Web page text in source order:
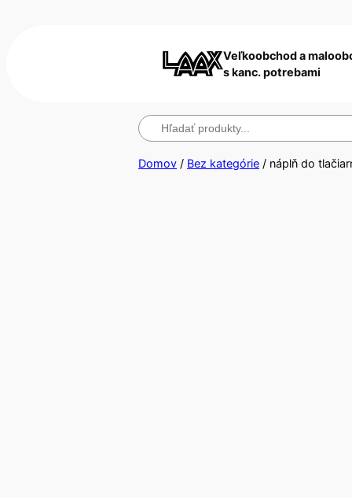
Veľkoobchod a
s kanc. potrebami
Hľadanie
Domov / Bez kategórie / náplň do